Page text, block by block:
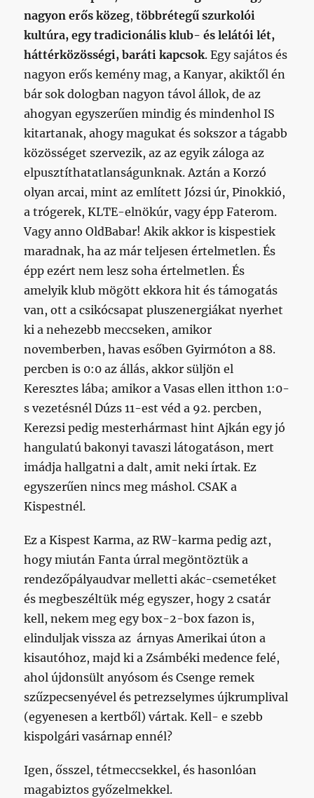
nagyon erős közeg,többrétegű szurkolói
kultúra, egy tradicionális klub- és lelátói lét,
háttérközösségi, baráti kapcsok. Egy sajátos és
nagyon erős kemény mag, a Kanyar, akiktől én
bár sok dologban nagyon távol állok, de az
ahogyan egyszerűen mindig és mindenhol IS
kitartanak, ahogy magukat és sokszor a tágabb
közösséget szervezik, az az egyik záloga az
elpusztíthatatlanságunknak. Aztán a Korzó
olyan arcai, mint az említett Józsi úr, Pinokkió,
a trógerek, KLTE-elnökúr, vagy épp Faterom.
Vagy anno OldBabar! Akik akkor is kispestiek
maradnak, ha az már teljesen értelmetlen. És
épp ezért nem lesz soha értelmetlen. És
amelyik klub mögött ekkora hit és támogatás
van, ott a csikócsapat pluszenergiákat nyerhet
ki a nehezebb meccseken, amikor
novemberben, havas esőben Gyirmóton a 88.
percben is 0:0 az állás, akkor süljön el
Keresztes lába; amikor a Vasas ellen itthon 1:0-
s vezetésnél Dúzs 11-est véd a 92. percben,
Kerezsi pedig mesterhármast hint Ajkán egy jó
hangulatú bakonyi tavaszi látogatáson, mert
imádja hallgatni a dalt, amit neki írtak. Ez
egyszerűen nincs meg máshol. CSAK a
Kispestnél.
Ez a Kispest Karma, az RW-karma pedig azt,
hogy miután Fanta úrral megöntöztük a
rendezőpályaudvar melletti akác-csemetéket
és megbeszéltük még egyszer, hogy 2 csatár
kell, nekem meg egy box-2-box fazon is,
elinduljak vissza az árnyas Amerikai úton a
kisautóhoz, majd ki a Zsámbéki medence felé,
ahol újdonsült anyósom és Csenge remek
szűzpecsenyével és petrezselymes újkrumplival
(egyenesen a kertből) vártak. Kell- e szebb
kispolgári vasárnap ennél?
Igen, ősszel, tétmeccsekkel, és hasonlóan
magabiztos győzelmekkel.